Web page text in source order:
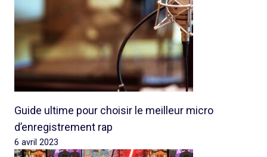
Guide ultime pour choisir le meilleur micro
d’enregistrement rap
6 avril 2023